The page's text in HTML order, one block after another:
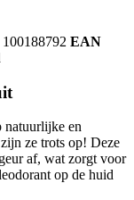
100188792 EAN
natuurlijke en
ze trots op! Deze
af, wat zorgt voor
op de huid